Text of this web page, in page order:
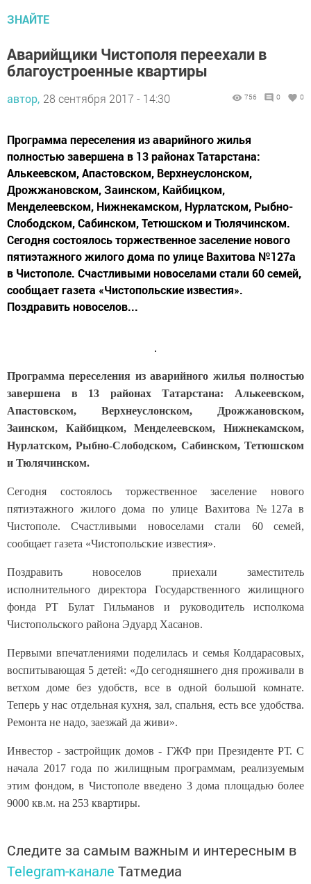
ЗНАЙТЕ
Аварийщики Чистополя переехали в
благоустроенные квартиры
автор, 28 сентября 2017 - 14:30 756 0 0
Программа переселения из аварийного жилья
полностью завершена в 13 районах Татарстана:
Алькеевском, Апастовском, Верхнеуслонском,
Дрожжановском, Заинском, Кайбицком,
Менделеевском, Нижнекамском, Нурлатском, Рыбно-
Слободском, Сабинском, Тетюшском и Тюлячинском.
Сегодня состоялось торжественное заселение нового
пятиэтажного жилого дома по улице Вахитова №127а
в Чистополе. Счастливыми новоселами стали 60 семей,
сообщает газета «Чистопольские известия».
Поздравить новоселов...
Программа переселения из аварийного жилья полностью
завершена в 13 районах Татарстана: Алькеевском,
Апастовском, Верхнеуслонском, Дрожжановском,
Заинском, Кайбицком, Менделеевском, Нижнекамском,
Нурлатском, Рыбно-Слободском, Сабинском, Тетюшском
и Тюлячинском.
Сегодня состоялось торжественное заселение нового
пятиэтажного жилого дома по улице Вахитова №127а в
Чистополе. Счастливыми новоселами стали 60 семей,
сообщает газета «Чистопольские известия».
Поздравить новоселов приехали заместитель
исполнительного директора Государственного жилищного
фонда РТ Булат Гильманов и руководитель исполкома
Чистопольского района Эдуард Хасанов.
Первыми впечатлениями поделилась и семья Колдарасовых,
воспитывающая 5 детей: «До сегодняшнего дня проживали в
ветхом доме без удобств, все в одной большой комнате.
Теперь у нас отдельная кухня, зал, спальня, есть все удобства.
Ремонта не надо, заезжай да живи».
Инвестор - застройщик домов - ГЖФ при Президенте РТ. С
начала 2017 года по жилищным программам, реализуемым
этим фондом, в Чистополе введено 3 дома площадью более
9000 кв.м. на 253 квартиры.
Следите за самым важным и интересным в
Telegram-канале Татмедиа